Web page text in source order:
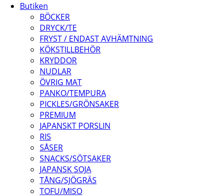
Butiken
BÖCKER
DRYCK/TE
FRYST / ENDAST AVHÄMTNING
KÖKSTILLBEHÖR
KRYDDOR
NUDLAR
ÖVRIG MAT
PANKO/TEMPURA
PICKLES/GRÖNSAKER
PREMIUM
JAPANSKT PORSLIN
RIS
SÅSER
SNACKS/SÖTSAKER
JAPANSK SOJA
TÅNG/SJÖGRÄS
TOFU/MISO